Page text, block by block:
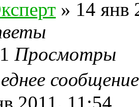
» 14 янв
Просмотры
2011, 11:54